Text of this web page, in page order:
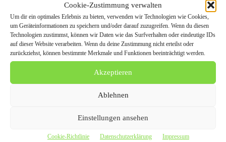
Cookie-Zustimmung verwalten
Um dir ein optimales Erlebnis zu bieten, verwenden wir Technologien wie Cookies,
um Geräteinformationen zu speichern und/oder darauf zuzugreifen. Wenn du diesen
Technologien zustimmst, können wir Daten wie das Surfverhalten oder eindeutige IDs
auf dieser Website verarbeiten. Wenn du deine Zustimmung nicht erteilst oder
zurückziehst, können bestimmte Merkmale und Funktionen beeinträchtigt werden.
Akzeptieren
Ablehnen
Einstellungen ansehen
Cookie-Richtlinie Datenschutzerklärung Impressum
Abmeldung– inklusive schriftlicher Bestätigung
Was für viele wie ein Abschied wirkt, ist in Wirklichkeit
einNeuanfang für Rohstoffe, die wieder in den
Kreislauf zurückkehren.
FAQ – Häufige Fragen zum